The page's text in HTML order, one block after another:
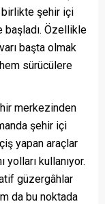
birlikte şehir içi
başladı. Özellikle
başta olmak
sürücülere
merkezinden
şehir içi
yapan araçlar
kullanıyor.
güzergâhlar
da bu noktada